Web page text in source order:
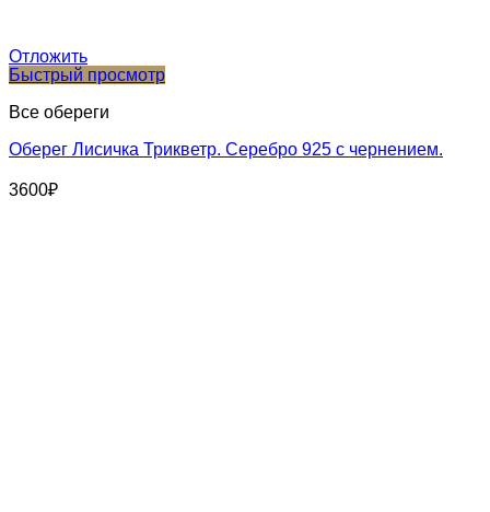
Отложить
Быстрый просмотр
Все обереги
Оберег Лисичка Трикветр. Серебро 925 с чернением.
3600₽